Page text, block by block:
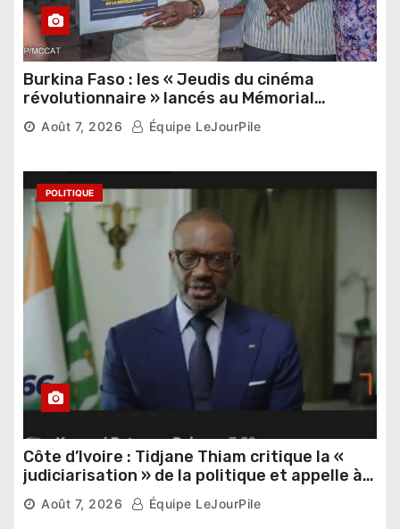
Burkina Faso : les « Jeudis du cinéma
révolutionnaire » lancés au Mémorial
Thomas Sankara
Août 7, 2026 Équipe LeJourPile
POLITIQUE
Côte d’Ivoire : Tidjane Thiam critique la «
judiciarisation » de la politique et appelle à
poursuivre l’apaisement
Août 7, 2026 Équipe LeJourPile